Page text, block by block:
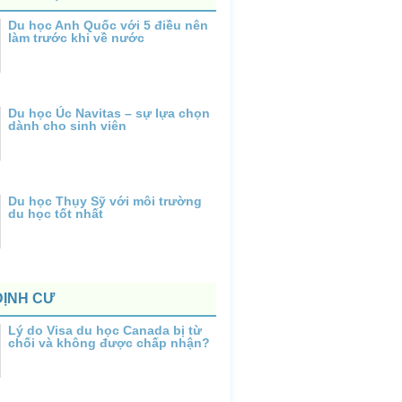
Du học Anh Quốc với 5 điều nên
làm trước khi về nước
Du học Úc Navitas – sự lựa chọn
dành cho sinh viên
Du học Thụy Sỹ với môi trường
du học tốt nhất
CƯ
Lý do Visa du học Canada bị từ
chối và không được chấp nhận?